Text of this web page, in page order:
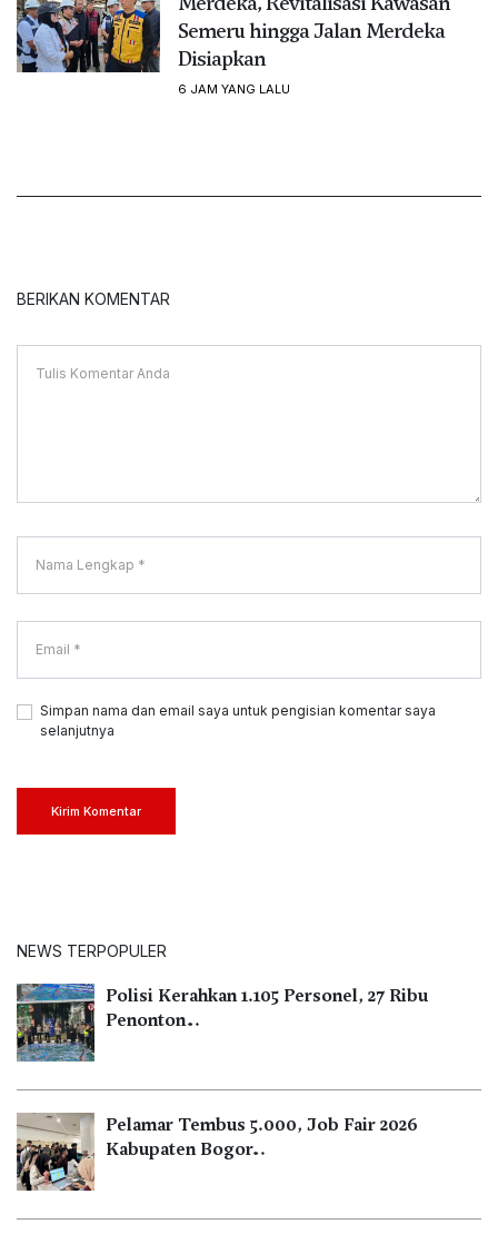
Semeru hingga Jalan Merdeka
Disiapkan
6 JAM YANG LALU
BERIKAN KOMENTAR
Simpan nama dan email saya untuk pengisian komentar saya
selanjutnya
Kirim Komentar
NEWS TERPOPULER
Polisi Kerahkan 1.105 Personel, 27 Ribu
Penonton…
Pelamar Tembus 5.000, Job Fair 2026
Kabupaten Bogor…